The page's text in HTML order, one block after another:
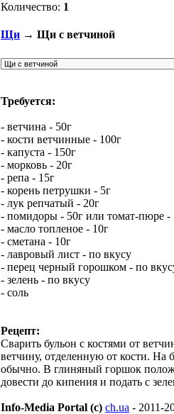
Количество: 1
Щи → Щи с ветчиной
Требуется:
- ветчина - 50г
- кости ветчинные - 100г
- капуста - 150г
- морковь - 20г
- репа - 15г
- корень петрушки - 5г
- лук репчатый - 20г
- помидоры - 50г или томат-пюре -
- масло топленое - 10г
- сметана - 10г
- лавровый лист - по вкусу
- перец черный горошком - по
- зелень - по вкусу
- соль
Рецепт:
Сварить бульон с костями от
ветчину, отделенную от кости. На
обычно. В глиняный горшок
довести до кипения и подать с
Info-Media Portal (c) ch.ua - 2011-